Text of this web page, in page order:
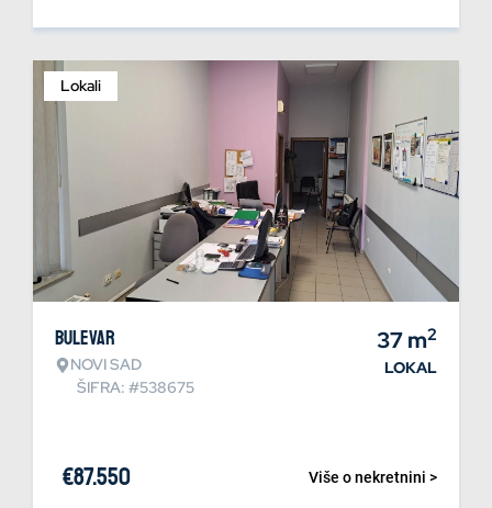
Lokali
Bulevar
NOVI SAD
ŠIFRA: #538675
37m2
LOKAL
Više o nekretnini >
€87.550